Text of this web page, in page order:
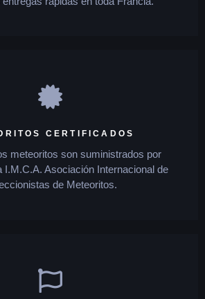
CERTIFICADOS
meteoritos son suministrados por
I.M.C.A. Asociación Internacional de
de Meteoritos.